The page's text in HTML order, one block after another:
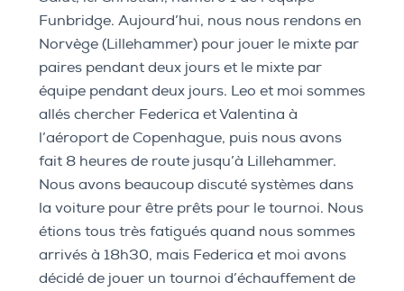
Funbridge. Aujourd’hui, nous nous rendons en
Norvège (Lillehammer) pour jouer le mixte par
paires pendant deux jours et le mixte par
équipe pendant deux jours. Leo et moi sommes
allés chercher Federica et Valentina à
l’aéroport de Copenhague, puis nous avons
fait 8 heures de route jusqu’à Lillehammer.
Nous avons beaucoup discuté systèmes dans
la voiture pour être prêts pour le tournoi. Nous
étions tous très fatigués quand nous sommes
arrivés à 18h30, mais Federica et moi avons
décidé de jouer un tournoi d’échauffement de